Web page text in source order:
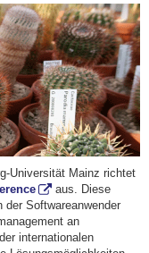
Universität Mainz richtet
aus. Diese
Softwareanwender
an
internationalen